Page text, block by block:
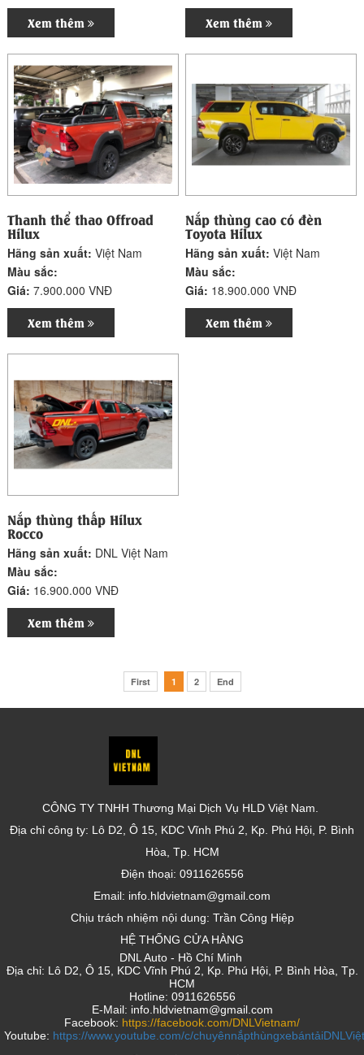
Xem thêm Xem thêm
Thanh thể thao Offroad
Hilux
Hãng sản xuất:Việt Nam
Màu sắc:
Giá:7.900.000 VNĐ
Xem thêm
Nắp thùng cao có đèn
Toyota Hilux
Hãng sản xuất:Việt Nam
Màu sắc:
Giá: 18.900.000 VNĐ
Xem thêm
Nắp thùng thấp Hilux
Rocco
Hãng sản xuất: DNL Việt Nam
Màu sắc:
Giá: 16.900.000 VNĐ
Xem thêm
First 1 2 End
CÔNG TY TNHH Thương Mại Dịch Vụ HLD Việt Nam.
Địa chỉ công ty: Lô D2, Ô 15, KDC Vĩnh Phú 2, Kp. Phú Hội, P. Bình
Hòa, Tp. HCM
Điện thoại: 0911626556
Email: info.hldvietnam@gmail.com
Chịu trách nhiệm nội dung: Trần Công Hiệp
HỆ THỐNG CỬA HÀNG
DNL Auto - Hồ Chí Minh
Địa chỉ: Lô D2, Ô 15, KDC Vĩnh Phú 2, Kp. Phú Hội, P. Bình Hòa, Tp.
HCM
Hotline: 0911626556
E-Mail: info.hldvietnam@gmail.com
Facebook: https://facebook.com/DNLVietnam/
Youtube: https://www.youtube.com/c/